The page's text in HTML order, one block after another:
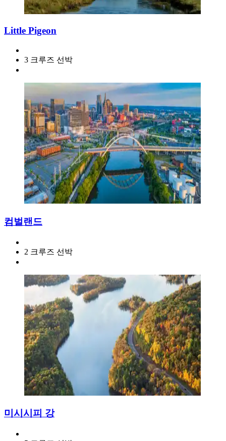
Little Pigeon
3 크루즈 선박
컴벌랜드
2 크루즈 선박
미시시피 강